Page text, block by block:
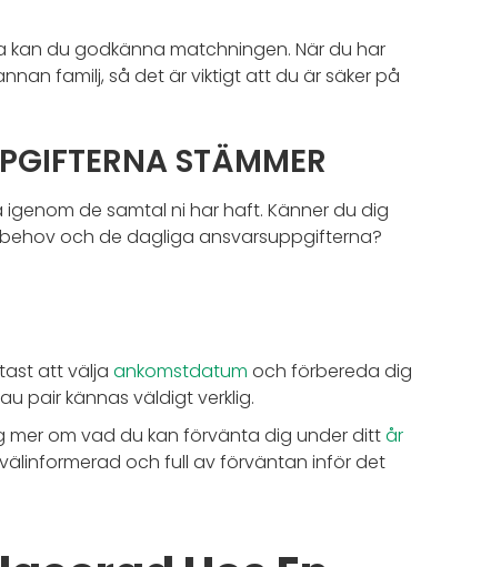
du godkänna matchningen. När du har
familj, så det är viktigt att du är säker på
STÄMMER
de samtal ni har haft. Känner du dig
och de dagliga ansvarsuppgifterna?
att välja ankomstdatum och förbereda dig
pair kännas väldigt verklig.
om vad du kan förvänta dig under dittår
och full av förväntan inför det